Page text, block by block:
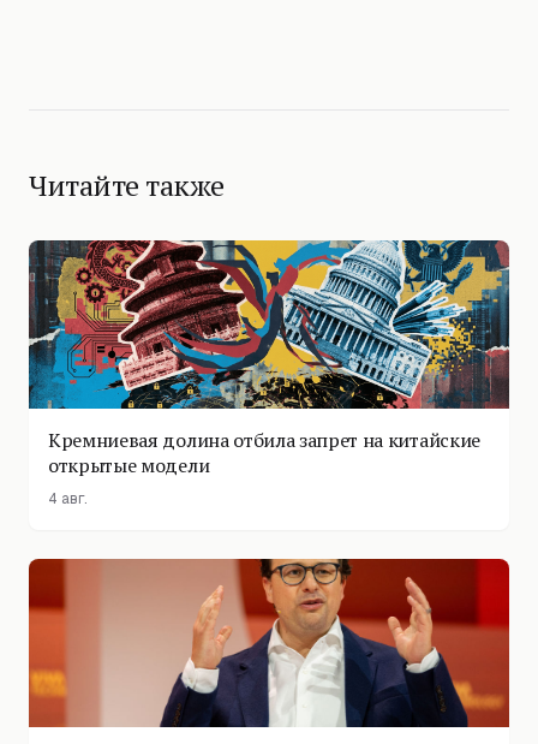
Читайте также
Кремниевая долина отбила запрет на китайские
открытые модели
4 авг.